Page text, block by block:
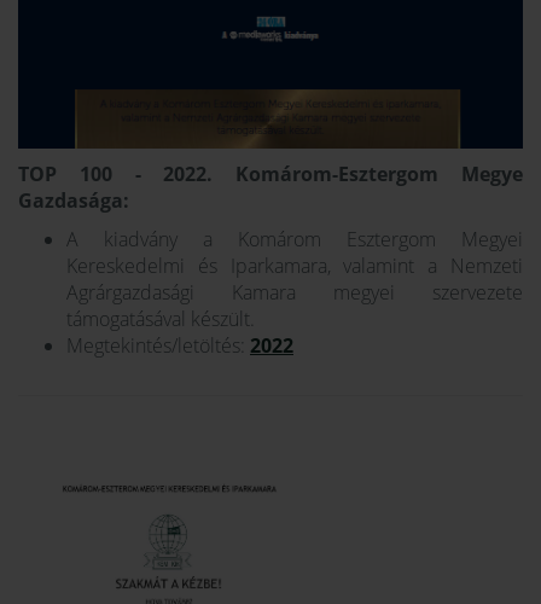
TOP 100 - 2022. Komárom-Esztergom Megye
Gazdasága:
A kiadvány a Komárom Esztergom Megyei
Kereskedelmi és Iparkamara, valamint a Nemzeti
Agrárgazdasági Kamara megyei szervezete
támogatásával készült.
Megtekintés/letöltés: 2022